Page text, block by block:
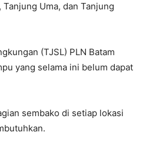
Uma, dan Tanjung
(TJSL) PLN Batam
yang selama ini belum dapat
sembako di setiap lokasi